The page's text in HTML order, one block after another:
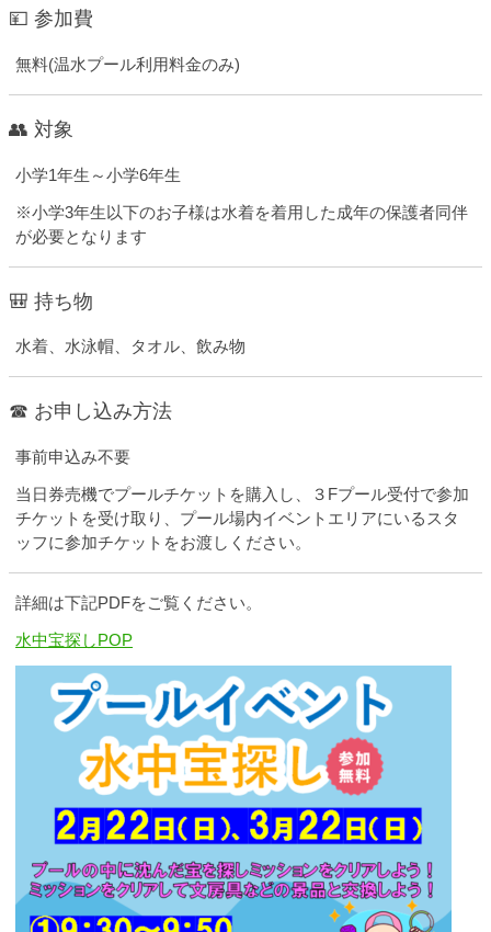
💴 参加費
無料(温水プール利用料金のみ)
👥 対象
小学1年生～小学6年生
※小学3年生以下のお子様は水着を着用した成年の保護者同伴
が必要となります
🎒 持ち物
水着、水泳帽、タオル、飲み物
☎ お申し込み方法
事前申込み不要
当日券売機でプールチケットを購入し、３Fプール受付で参加
チケットを受け取り、プール場内イベントエリアにいるスタ
ッフに参加チケットをお渡しください。
詳細は下記PDFをご覧ください。
水中宝探しPOP